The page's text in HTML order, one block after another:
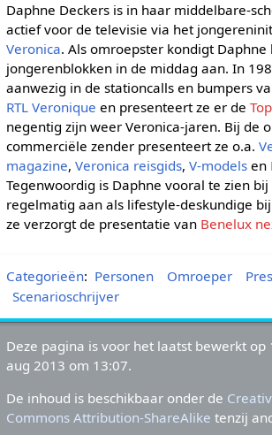
Daphne Deckers is in haar middelbare-
actief voor de televisie via het
Veronica. Als omroepster kondigt Daphne
jongerenblokken in de middag aan. In
aanwezig in de stationcalls en bumpers
RTL Veronique en presenteert ze er de
negentig zijn weer Veronica-jaren. Bij de
commerciële zender presenteert ze o.a.
magazine, Veronica reisgids, V-modelsen
Tegenwoordig is Daphne vooral te zien bij
regelmatig aan als lifestyle-deskundige bij
ze verzorgt de presentatie van Benelux
Categorieën: Personen Omroeper
Scenarioschrijver
Deze pagina is voor het laatst bewerkt op
aug 2013 om 13:07.
De inhoud is beschikbaar onder de
Commons Attribution-ShareAlike tenzij